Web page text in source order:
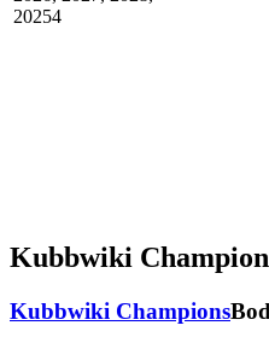
20254
Kubbwiki
Kubbwiki Champions